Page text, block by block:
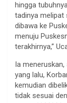
hingga
tadinya melipat
dibawa ke
menuju
terakhirnya,”
Ia
yang lalu,
kemudian
tidak sesuai